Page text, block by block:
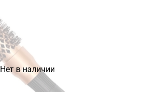
Нет в наличии